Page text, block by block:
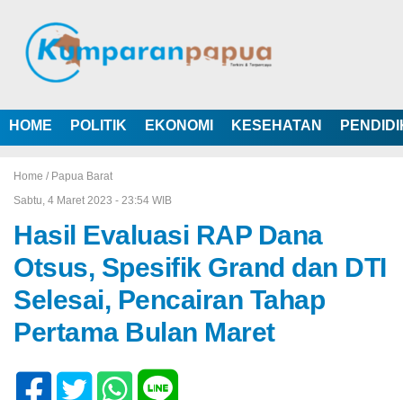
HOME POLITIK EKONOMI KESEHATAN
Home / Papua Barat
Sabtu, 4 Maret 2023 - 23:54 WIB
Hasil Evaluasi RAP Dana
Otsus, Spesifik Grand dan DTI
Selesai, Pencairan Tahap
Pertama Bulan Maret